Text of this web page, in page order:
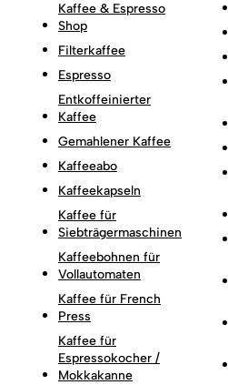
Kaffee & Espresso
Shop
Filterkaffee
Espresso
Entkoffeinierter
Kaffee
Gemahlener Kaffee
Kaffeeabo
Kaffeekapseln
Kaffee für
Siebträgermaschinen
Kaffeebohnen für
Vollautomaten
Kaffee für French
Press
Kaffee für
Espressokocher /
Mokkakanne